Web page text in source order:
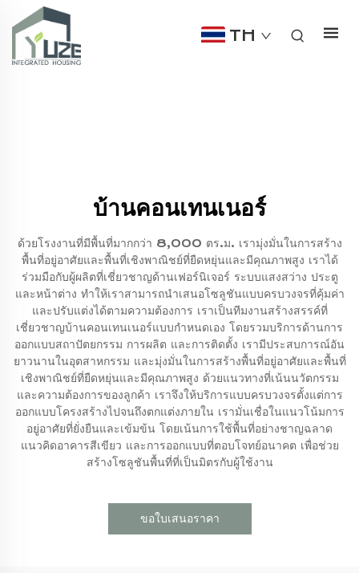
TH
บ้านคอนเทนเนอร์
ด้วยโรงงานที่มีพื้นที่มากกว่า 8,000 ตร.ม. เรามุ่งมั่นในการสร้าง
พื้นที่อยู่อาศัยและพื้นที่เชิงพาณิชย์ที่ยืดหยุ่นและมีคุณภาพสูง เราได้
ร่วมมือกับผู้ผลิตที่เชี่ยวชาญด้านเฟอร์นิเจอร์ ระบบแสงสว่าง ประตู
และหน้าต่าง ทำให้เราสามารถนำเสนอโซลูชันแบบครบวงจรที่คุ้มค่า
และปรับแต่งได้ตามความต้องการ เราเป็นทีมงานสร้างสรรค์ที่
เชี่ยวชาญบ้านคอนเทนเนอร์แบบกำหนดเอง โดยรวมบริการด้านการ
ออกแบบสถาปัตยกรรม การผลิต และการติดตั้ง เรามีประสบการณ์อัน
ยาวนานในอุตสาหกรรม และมุ่งมั่นในการสร้างพื้นที่อยู่อาศัยและพื้นที่
เชิงพาณิชย์ที่ยืดหยุ่นและมีคุณภาพสูง ด้วยแนวทางที่เน้นนวัตกรรม
และความต้องการของลูกค้า เราจึงให้บริการแบบครบวงจรตั้งแต่การ
ออกแบบโครงสร้างไปจนถึงตกแต่งภายใน เรามั่นเชื่อในแนวโน้มการ
อยู่อาศัยที่ยั่งยืนและเข้มข้น โดยเน้นการใช้พื้นที่อย่างชาญฉลาด
แนวคิดอาคารสีเขียว และการออกแบบที่ตอบโจทย์อนาคต เพื่อช่วย
สร้างโซลูชันพื้นที่ที่เป็นมิตรกับผู้ใช้งาน
ขอใบเสนอราคา